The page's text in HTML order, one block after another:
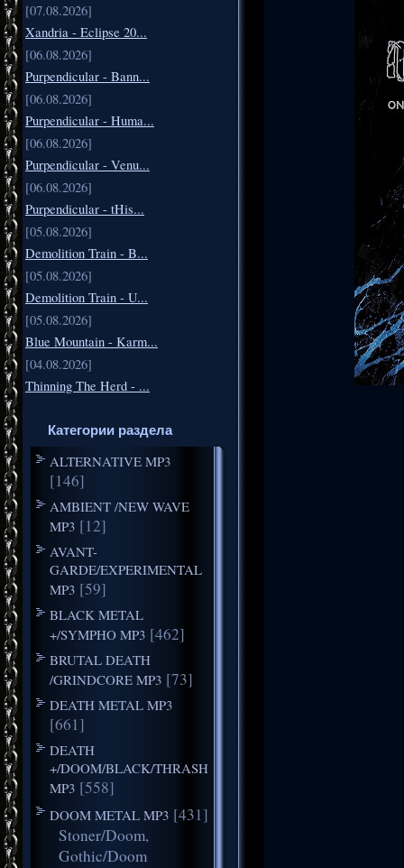
[07.08.2026]
Xandria - Eclipse 20...
[06.08.2026]
Purpendicular - Bann...
[06.08.2026]
Purpendicular - Huma...
[06.08.2026]
Purpendicular - Venu...
[06.08.2026]
Purpendicular - tHis...
[05.08.2026]
Demolition Train - B...
[05.08.2026]
Demolition Train - U...
[05.08.2026]
Blue Mountain - Karm...
[04.08.2026]
Thinning The Herd - ...
Категории раздела
ALTERNATIVE MP3
[146]
AMBIENT /NEW WAVE
MP3 [12]
AVANT-
GARDE/EXPERIMENTAL
MP3 [59]
BLACK METAL
+/SYMPHO MP3 [462]
BRUTAL DEATH
/GRINDCORE MP3 [73]
DEATH METAL MP3
[661]
DEATH
+/DOOM/BLACK/THRASH
MP3 [558]
DOOM METAL MP3 [431]
Stoner/Doom,
Gothic/Doom